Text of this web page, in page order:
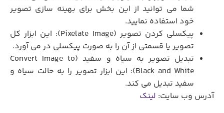
شما می توانید از این بخش برای بهینه سازی تصویر
خود استفاده نمایید.
پیکسلی کردن تصویر (Pixelate Image): این ابزار کل
تصویر یا قسمتی از آن را به صورت پیکسلی در می ‌آورد.
تبدیل تصویر به سیاه و سفید (Convert Image to
Black and White): این ابزار تصویر را به حالت سیاه و
سفید تبدیل می ‌کند.
آدرس وب سایت:لینک